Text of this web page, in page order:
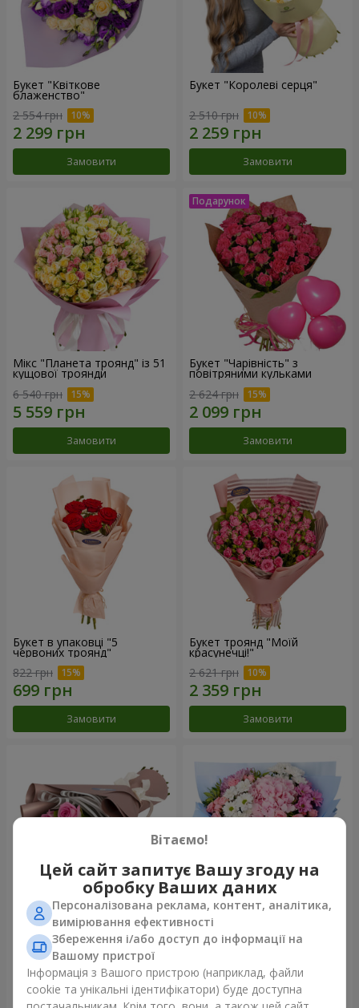
Букет "Квіткове
блаженство"
2 554 грн
Замовити
Букет "Королеві серця"
2 510 грн
Замовити
Мікс "Планета троянд" із 51
кущової троянди
6 540 грн
Замовити
Букет "Чарівність" з
повітряними кульками
2 624 грн
Замовити
Букет в упаковці "5
червоних троянд"
822 грн
Замовити
Букет троянд "Моїй
красунечці!"
2 621 грн
Замовити
Букет "7 рожевих троянд!"
999 грн
Замовити
Романтичний букет
"Небеса"
Замовити
Вітаємо!
Цей сайт запитує Вашу згоду на
обробку Ваших даних
Персоналізована реклама, контент, аналітика,
вимірювання ефективності
Збереження і/або доступ до інформації на
Вашому пристрої
Інформація з Вашого пристрою (наприклад, файли
cookie та унікальні ідентифікатори) буде доступна